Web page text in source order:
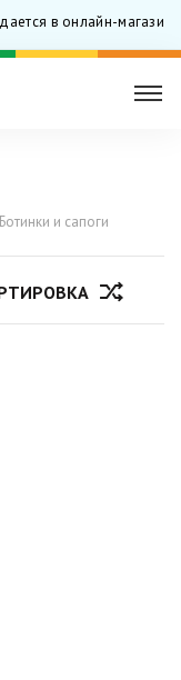
в онлайн-
Ботинки и сапоги